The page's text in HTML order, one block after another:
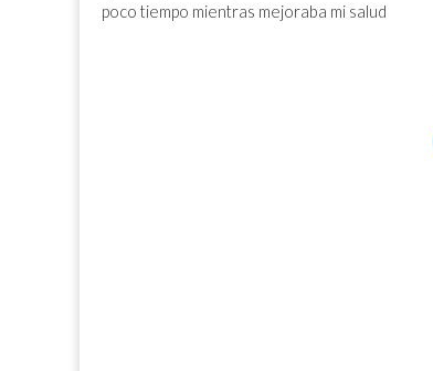
poco tiempo mientras mejoraba mi salud